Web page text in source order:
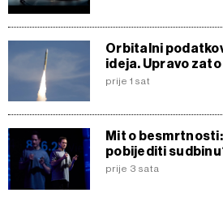
Orbitalni
ideja. Upravo
prije 1 sat
Mit o
pobijediti
prije 3 sata